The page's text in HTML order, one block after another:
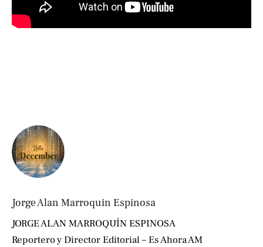
Jorge Alan Marroquin Espinosa
JORGE ALAN MARROQUÍN ESPINOSA
Reportero y Director Editorial – Es Ahora AM